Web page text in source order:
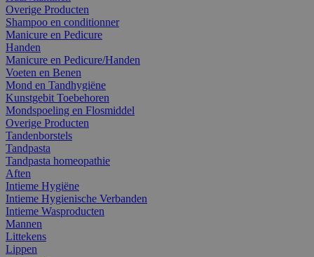
Overige Producten
Shampoo en conditionner
Manicure en Pedicure
Handen
Manicure en Pedicure/Handen
Voeten en Benen
Mond en Tandhygiëne
Kunstgebit Toebehoren
Mondspoeling en Flosmiddel
Overige Producten
Tandenborstels
Tandpasta
Tandpasta homeopathie
Aften
Intieme Hygiëne
Intieme Hygienische Verbanden
Intieme Wasproducten
Mannen
Littekens
Lippen